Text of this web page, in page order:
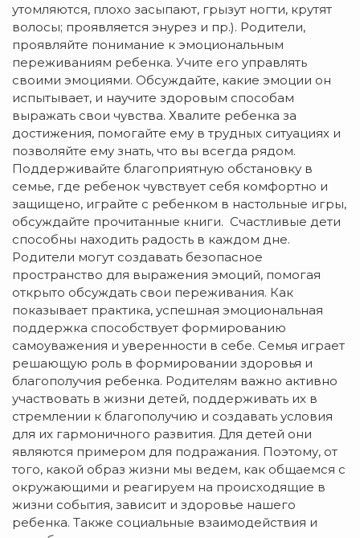
утомляются, плохо засыпают, грызут ногти, крутят
волосы; проявляется энурез и пр.). Родители,
проявляйте понимание к эмоциональным
переживаниям ребенка. Учите его управлять
своими эмоциями. Обсуждайте, какие эмоции он
испытывает, и научите здоровым способам
выражать свои чувства. Хвалите ребенка за
достижения, помогайте ему в трудных ситуациях и
позволяйте ему знать, что вы всегда рядом.
Поддерживайте благоприятную обстановку в
семье, где ребенок чувствует себя комфортно и
защищено, играйте с ребенком в настольные игры,
обсуждайте прочитанные книги. Счастливые дети
способны находить радость в каждом дне.
Родители могут создавать безопасное
пространство для выражения эмоций, помогая
открыто обсуждать свои переживания. Как
показывает практика, успешная эмоциональная
поддержка способствует формированию
самоуважения и уверенности в себе. Семья играет
решающую роль в формировании здоровья и
благополучия ребенка. Родителям важно активно
участвовать в жизни детей, поддерживать их в
стремлении к благополучию и создавать условия
для их гармоничного развития. Для детей они
являются примером для подражания. Поэтому, от
того, какой образ жизни мы ведем, как общаемся с
окружающими и реагируем на происходящие в
жизни события, зависит и здоровье нашего
ребенка. Также социальные взаимодействия и